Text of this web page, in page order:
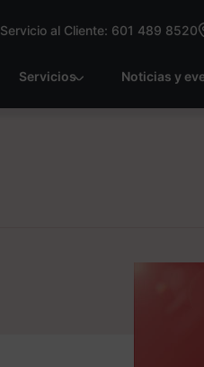
Servicio al Cliente: 601 489 8520
Servicios Noticias y